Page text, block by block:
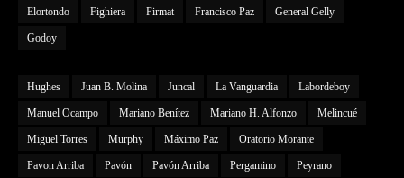
Elortondo Fighiera Firmat Francisco Paz General Gelly
Godoy
Hughes Juan B. Molina Juncal La Vanguardia Labordeboy
Manuel Ocampo Mariano Benítez Mariano H. Alfonzo Melincué
Miguel Torres Murphy Máximo Paz Oratorio Morante
Pavon Arriba Pavón Pavón Arriba Pergamino Peyrano